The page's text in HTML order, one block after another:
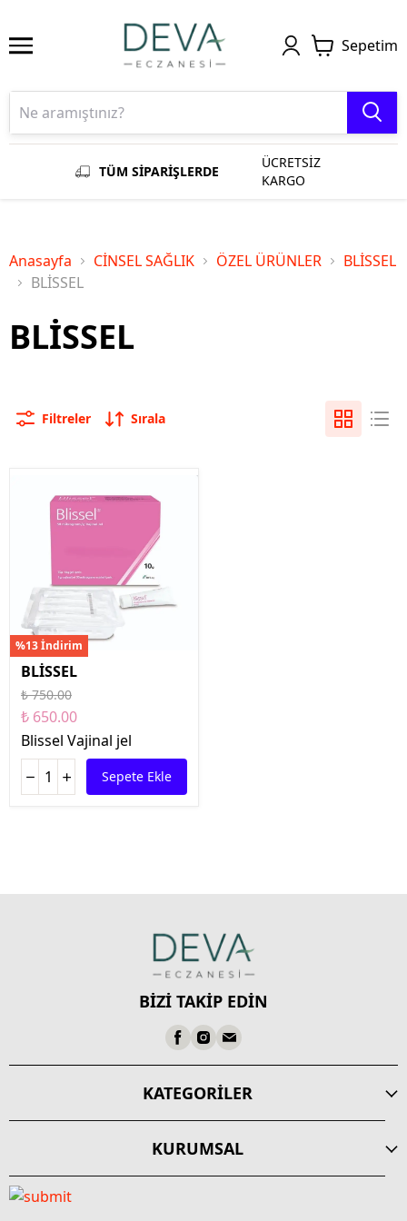
Sepetim
TÜM SİPARİŞLERDE
ÜCRETSİZ
KARGO
Anasayfa CİNSEL SAĞLIK ÖZEL ÜRÜNLER
BLİSSEL
BLİSSEL
BLİSSEL
Filtreler Sırala
%13 İndirim
BLİSSEL
₺ 750.00
₺ 650.00
Blissel Vajinal jel
Sepete Ekle
BİZİ TAKİP EDİN
KATEGORİLER
KURUMSAL